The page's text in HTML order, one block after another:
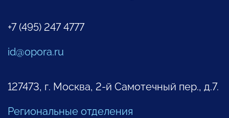
+7 (495) 247 4777
id@opora.ru
127473, г. Москва, 2-й Самотечный пер., д.7.
Региональные отделения